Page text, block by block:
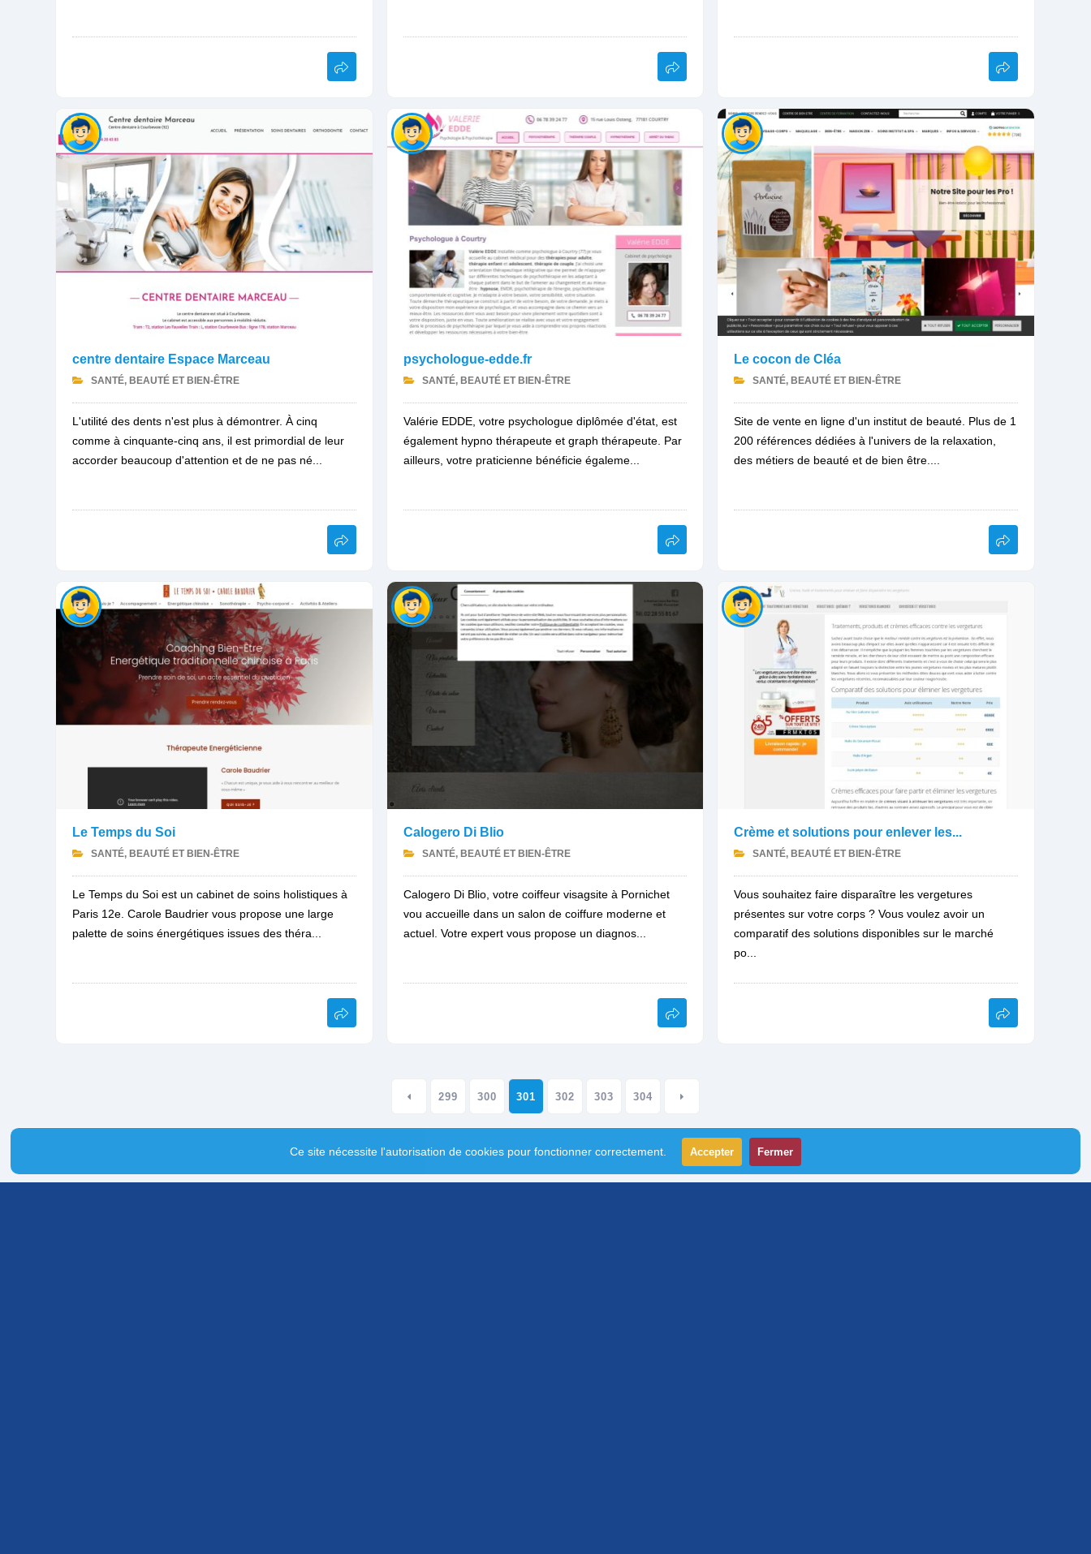
centre dentaire Espace Marceau
SANTÉ, BEAUTÉ ET BIEN-ÊTRE
L'utilité des dents n'est plus à démontrer. À cinq
comme à cinquante-cinq ans, il est primordial de leur
accorder beaucoup d'attention et de ne pas né...
psychologue-edde.fr
SANTÉ, BEAUTÉ ET BIEN-ÊTRE
Valérie EDDE, votre psychologue diplômée d'état, est
également hypno thérapeute et graph thérapeute. Par
ailleurs, votre praticienne bénéficie égaleme...
Le cocon de Cléa
SANTÉ, BEAUTÉ ET BIEN-ÊTRE
Site de vente en ligne d'un institut de beauté. Plus de 1
200 références dédiées à l'univers de la relaxation,
des métiers de beauté et de bien être....
Le Temps du Soi
SANTÉ, BEAUTÉ ET BIEN-ÊTRE
Le Temps du Soi est un cabinet de soins holistiques à
Paris 12e. Carole Baudrier vous propose une large
palette de soins énergétiques issues des théra...
Calogero Di Blio
SANTÉ, BEAUTÉ ET BIEN-ÊTRE
Calogero Di Blio, votre coiffeur visagsite à Pornichet
vou accueille dans un salon de coiffure moderne et
actuel. Votre expert vous propose un diagnos...
Crème et solutions pour enlever les...
SANTÉ, BEAUTÉ ET BIEN-ÊTRE
Vous souhaitez faire disparaître les vergetures
présentes sur votre corps ? Vous voulez avoir un
comparatif des solutions disponibles sur le marché
po...
299 300 301 302 303 304
Ce site nécessite l'autorisation de cookies pour fonctionner correctement. Accepter Fermer